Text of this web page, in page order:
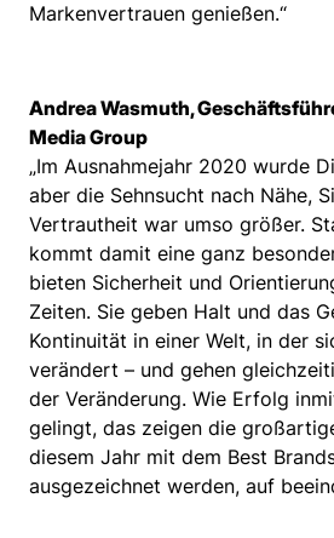
Markenvertrauen genießen.“
Andrea Wasmuth,
Media Group
„Im Ausnahmejahr 2020 wurde
aber die Sehnsucht nach Nähe,
Vertrautheit war umso größer.
kommt damit eine ganz
bieten Sicherheit und
Zeiten. Sie geben Halt und das
Kontinuität in einer Welt, in der
verändert – und gehen
der Veränderung. Wie Erfolg
gelingt, das zeigen die
diesem Jahr mit dem Best
ausgezeichnet werden, auf